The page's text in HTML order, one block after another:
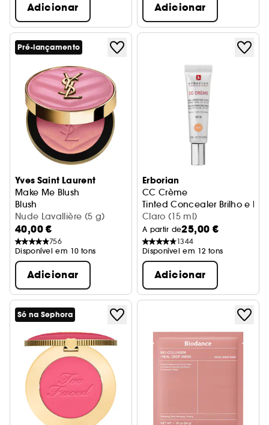
Adicionar Adicionar
Pré-lançamento
Yves Saint Laurent
Make Me Blush
Blush
Nude Lavallière (5 g)
40,00 €
756
Disponível em 10 tons
Adicionar
Erborian
CC Crème
Tinted
Claro (15 ml)
A partir de25,00 €
1344
Disponível em 12 tons
Adicionar
Só na Sephora